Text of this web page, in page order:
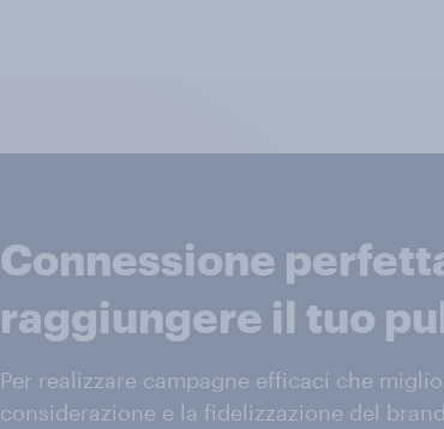
Connessione
raggiungere il tuo
Per realizzare campagne efficaci che
considerazione e la fidelizzazione del